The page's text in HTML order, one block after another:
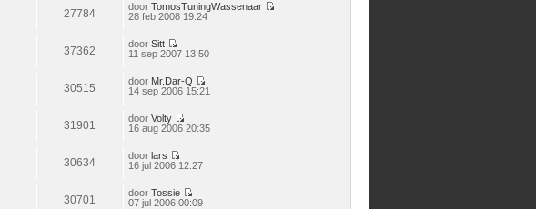
27784
door TomosTuningWassenaar
28 feb 2008 19:24
37362
door Sitt
Bekijk
11 sep 2007 13:50
30515
door Mr.Dar-Q
Bekijk
14 sep 2006 15:21
31901
door Volty
Bekijk
16 aug 2006 20:35
30634
door lars
Bekijk
16 jul 2006 12:27
30701
door Tossie
Bekijk
07 jul 2006 00:09